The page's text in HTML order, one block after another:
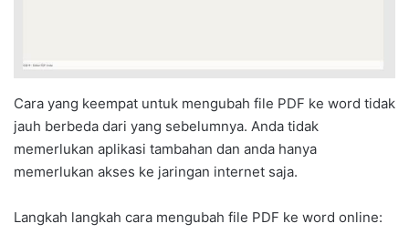
Cara yang keempat untuk mengubah file PDF ke word tidak
jauh berbeda dari yang sebelumnya. Anda tidak
memerlukan aplikasi tambahan dan anda hanya
memerlukan akses ke jaringan internet saja.
Langkah langkah cara mengubah file PDF ke word online: